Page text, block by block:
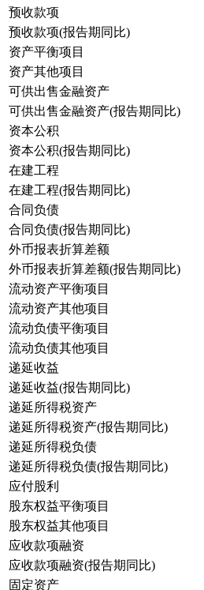
预收款项
预收款项(报告期同比)
资产平衡项目
资产其他项目
可供出售金融资产
可供出售金融资产(报告期同比)
资本公积
资本公积(报告期同比)
在建工程
在建工程(报告期同比)
合同负债
合同负债(报告期同比)
外币报表折算差额
外币报表折算差额(报告期同比)
流动资产平衡项目
流动资产其他项目
流动负债平衡项目
流动负债其他项目
递延收益
递延收益(报告期同比)
递延所得税资产
递延所得税资产(报告期同比)
递延所得税负债
递延所得税负债(报告期同比)
应付股利
股东权益平衡项目
股东权益其他项目
应收款项融资
应收款项融资(报告期同比)
固定资产